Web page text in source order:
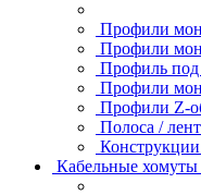
Профили
Профили
Профиль под
Профили
Профили Z-
Полоса /
Кабельные хомуты